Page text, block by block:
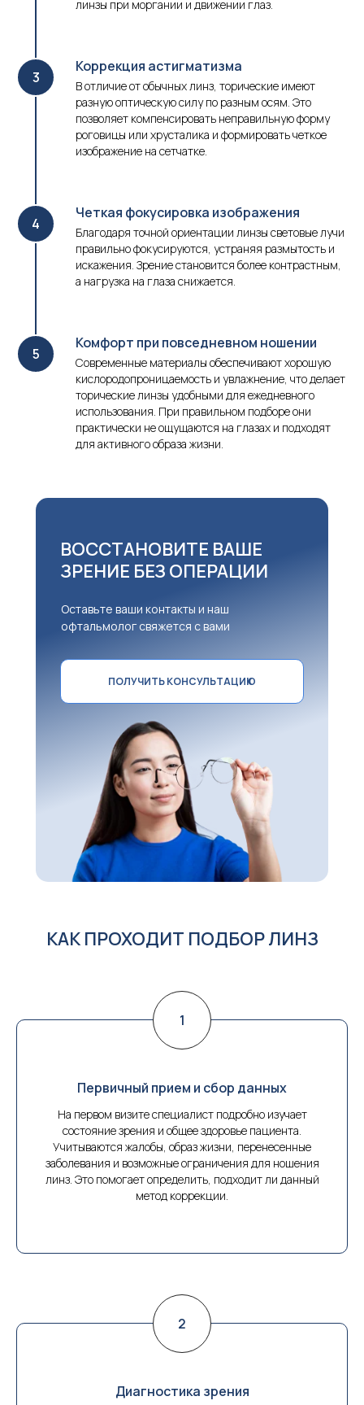
линзы при моргании и движении глаз.
Коррекция астигматизма
В отличие от обычных линз, торические имеют
разную оптическую силу по разным осям. Это
позволяет компенсировать неправильную форму
роговицы или хрусталика и формировать четкое
изображение на сетчатке.
Четкая фокусировка изображения
Благодаря точной ориентации линзы световые лучи
правильно фокусируются, устраняя размытость и
искажения. Зрение становится более контрастным,
а нагрузка на глаза снижается.
Комфорт при повседневном ношении
Современные материалы обеспечивают хорошую
кислородопроницаемость и увлажнение, что делает
торические линзы удобными для ежедневного
использования. При правильном подборе они
практически не ощущаются на глазах и подходят
для активного образа жизни.
ВОССТАНОВИТЕ ВАШЕ
ЗРЕНИЕ БЕЗ ОПЕРАЦИИ
Оставьте ваши контакты и наш
офтальмолог свяжется с вами
ПОЛУЧИТЬ КОНСУЛЬТАЦИЮ
КАК ПРОХОДИТ ПОДБОР ЛИНЗ
Первичный прием и сбор данных
На первом визите специалист подробно изучает
состояние зрения и общее здоровье пациента.
Учитываются жалобы, образ жизни, перенесенные
заболевания и возможные ограничения для ношения
линз. Это помогает определить, подходит ли данный
метод коррекции.
Диагностика зрения